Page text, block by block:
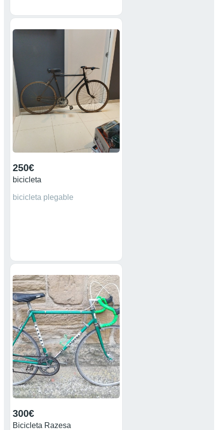
lavada. Se vende por falta de
cambio, entregando mas
dinero por una de montaña, a
megamo o specialized 29’’
talla S.
250€
bicicleta
bicicleta plegable
300€
Bicicleta Razesa